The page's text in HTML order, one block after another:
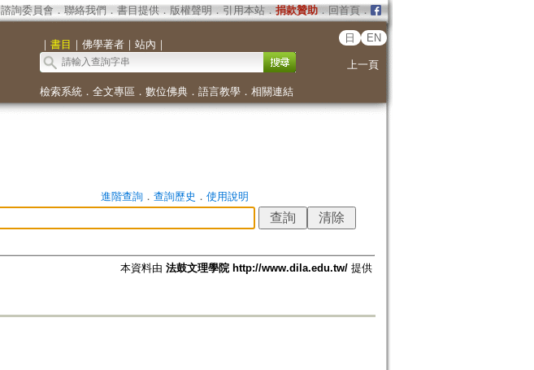
諮詢委員會． 聯絡我們 ． 書目提供． 版權聲明 ． 引用本站． 捐款贊助．回首頁．
｜ 書目 ｜ 佛學著者｜ 站內 ｜
日 EN
上一頁
檢索系統． 全文專區 ． 數位佛典． 語言教學． 相關連結
進階查詢． 查詢歷史 ． 使用說明
本資料由 法鼓文理學院 http://www.dila.edu.tw/提供